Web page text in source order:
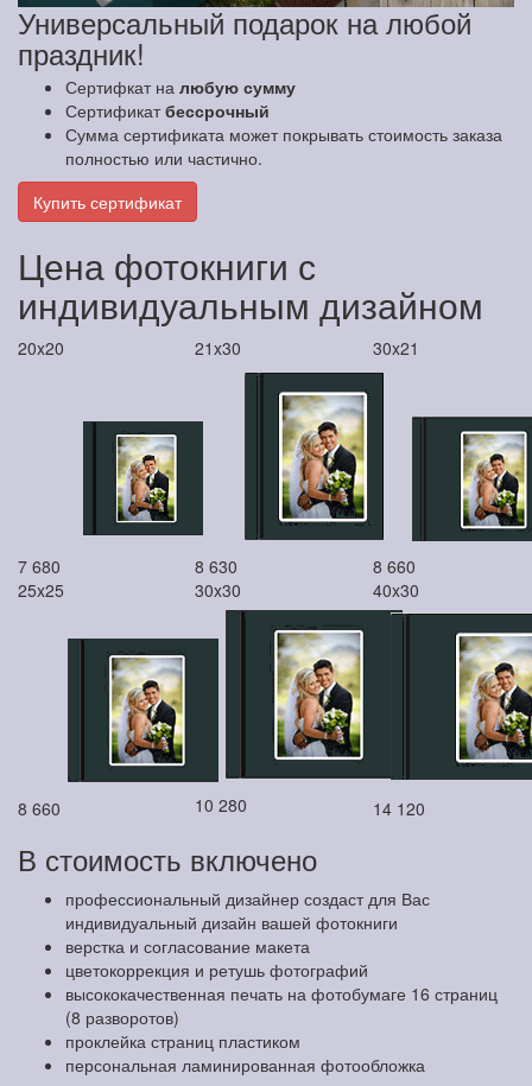
Универсальный подарок на любой
праздник!
Сертифкат на любую сумму
Сертификатбессрочный
Сумма сертификата может покрывать стоимость заказа
полностью или частично.
Купить сертификат
Цена фотокниги с
индивидуальным дизайном
20x20
7 680
21x30
8 630
30x21
8 660
25x25
8 660
30x30
10 280
40x30
14 120
В стоимость включено
профессиональный дизайнер создаст для Вас
индивидуальный дизайн вашей фотокниги
верстка и согласование макета
цветокоррекция и ретушь фотографий
высококачественная печать на фотобумаге 16 страниц
(8 разворотов)
проклейка страниц пластиком
персональная ламинированная фотообложка